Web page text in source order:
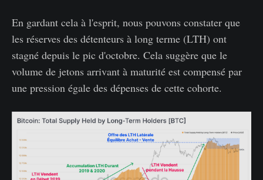
En gardant cela à l'esprit, nous pouvons constater que
les réserves des détenteurs à long terme (LTH) ont
stagné depuis le pic d'octobre. Cela suggère que le
volume de jetons arrivant à maturité est compensé par
une pression égale des dépenses de cette cohorte.